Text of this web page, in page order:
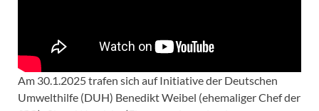
Am 30.1.2025 trafen sich auf Initiative der Deutschen
Umwelthilfe (DUH) Benedikt Weibel (ehemaliger Chef der